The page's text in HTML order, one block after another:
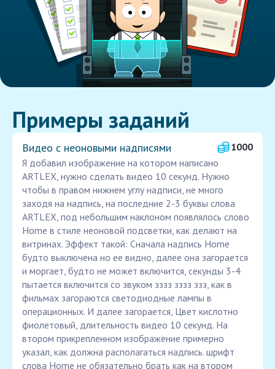
Примеры заданий
Видео с неоновыми надписями
1000
Я добавил изображение на котором написано
ARTLEX, нужно сделать видео 10 секунд. Нужно
чтобы в правом нижнем углу надписи, не много
заходя на надпись, на последние 2-3 буквы слова
ARTLEX, под небольшим наклоном появлялось слово
Home в стиле неоновой подсветки, как делают на
витринах. Эффект такой: Сначала надпись Home
будто выключена но ее видно, далее она загорается
и моргает, будто не может включится, секунды 3-4
пытается включится со звуком зззз зззз ззз, как в
фильмах загораются светодиодные лампы в
операционных. И далее загорается, Цвет кислотно
фиолетовый, длительность видео 10 секунд. На
втором прикрепленном изображение примерно
указал, как должна располагаться надпись. шрифт
слова Home не обязательно брать как на втором